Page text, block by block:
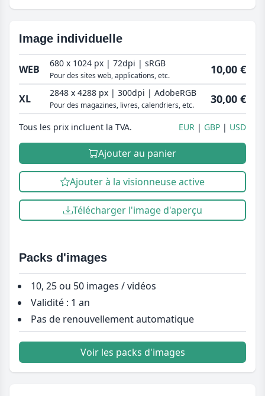
Image individuelle
WEB 680 x 1024 px | 72dpi | sRGB
Pour des sites web, applications, etc. 10,00 €
XL 2848 x 4288 px | 300dpi | AdobeRGB
Pour des magazines, livres, calendriers, etc. 30,00 €
Tous les prix incluent la TVA. EUR GBP USD
Ajouter au panier
Ajouter à la visionneuse active
Télécharger l'image d'aperçu
Packs d'images
10, 25 ou 50 images / vidéos
Validité : 1 an
Pas de renouvellement automatique
Voir les packs d'images